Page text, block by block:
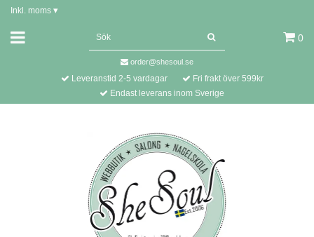
Inkl. moms ▾
0
order@shesoul.se
Leveranstid 2-5 vardagar
Fri frakt över 599kr
Endast leverans inom Sverige